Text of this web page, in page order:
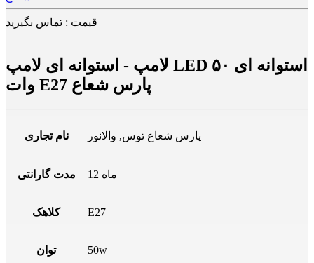
قیمت : تماس بگیرید
لامپ - استوانه ای لامپ LED استوانه ای ۵۰
وات E27 پارس شعاع
نام تجاری پارس شعاع توس, والانور
مدت گارانتی 12 ماه
کلاهک E27
توان 50w